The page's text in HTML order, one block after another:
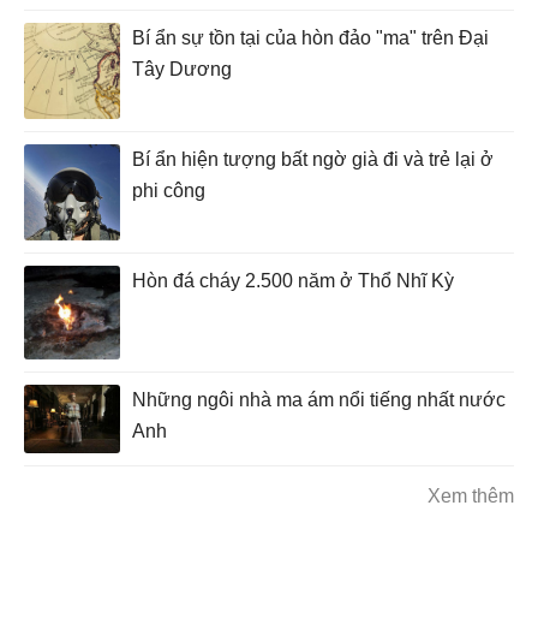
Bí ẩn sự tồn tại của hòn đảo "ma" trên Đại
Tây Dương
Bí ẩn hiện tượng bất ngờ già đi và trẻ lại ở
phi công
Hòn đá cháy 2.500 năm ở Thổ Nhĩ Kỳ
Những ngôi nhà ma ám nổi tiếng nhất nước
Anh
Xem thêm